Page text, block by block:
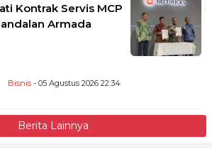
Kontrak Servis MCP
Armada
Bisnis - 05 Agustus 2026 22:34
Berita Lainnya